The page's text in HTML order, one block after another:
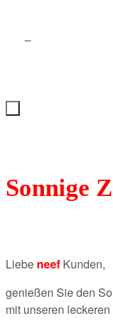
springen
Inhalt
springen
Sonnige
Liebe neef Kunden,
genießen Sie den
mit unseren